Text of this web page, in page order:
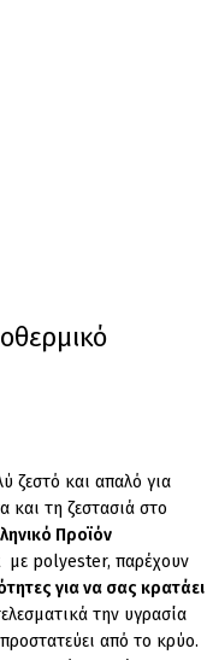
ζεστό και απαλό για
και τη ζεστασιά στο
Προϊόν
με polyester, παρέχουν
για να σας κρατάει
την υγρασία
από το κρύο.